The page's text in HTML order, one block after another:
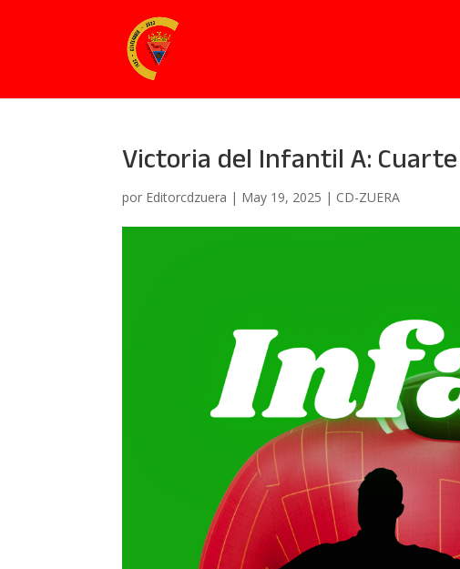
Victoria del Infantil A:
por Editorcdzuera | May 19, 2025 | CD-ZUERA